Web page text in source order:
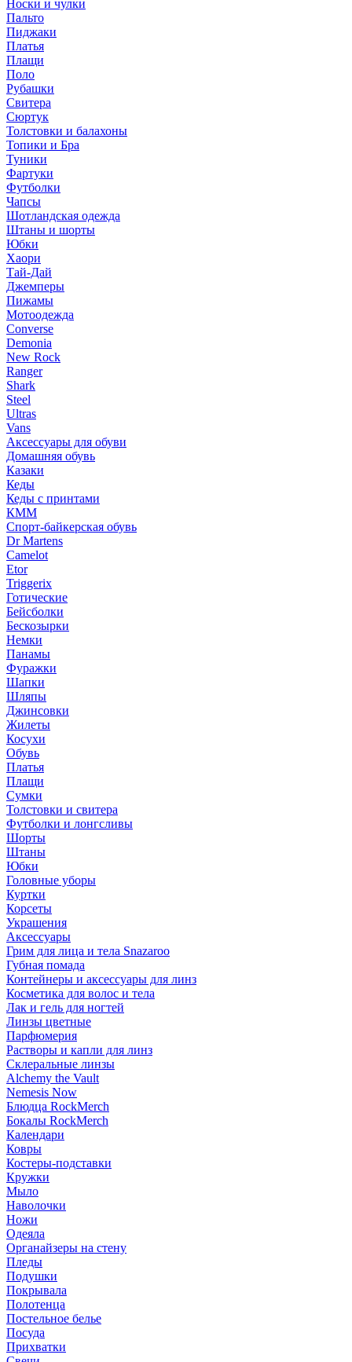
Носки и чулки
Пальто
Пиджаки
Платья
Плащи
Поло
Рубашки
Свитера
Сюртук
Толстовки и балахоны
Топики и Бра
Туники
Фартуки
Футболки
Чапсы
Шотландская одежда
Штаны и шорты
Юбки
Хаори
Тай-Дай
Джемперы
Пижамы
Мотоодежда
Converse
Demonia
New Rock
Ranger
Shark
Steel
Ultras
Vans
Аксессуары для обуви
Домашняя обувь
Казаки
Кеды
Кеды с принтами
КММ
Спорт-байкерская обувь
Dr Martens
Camelot
Etor
Triggerix
Готические
Бейсболки
Бескозырки
Немки
Панамы
Фуражки
Шапки
Шляпы
Джинсовки
Жилеты
Косухи
Обувь
Платья
Плащи
Сумки
Толстовки и свитера
Футболки и лонгсливы
Шорты
Штаны
Юбки
Головные уборы
Куртки
Корсеты
Украшения
Аксессуары
Грим для лица и тела Snazaroo
Губная помада
Контейнеры и аксессуары для линз
Косметика для волос и тела
Лак и гель для ногтей
Линзы цветные
Парфюмерия
Растворы и капли для линз
Склеральные линзы
Alchemy the Vault
Nemesis Now
Блюдца RockMerch
Бокалы RockMerch
Календари
Ковры
Костеры-подставки
Кружки
Мыло
Наволочки
Ножи
Одеяла
Органайзеры на стену
Пледы
Подушки
Покрывала
Полотенца
Постельное белье
Посуда
Прихватки